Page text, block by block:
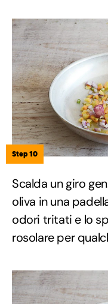
Step 10
Scalda un giro
oliva in una
odori tritati e lo
rosolare per